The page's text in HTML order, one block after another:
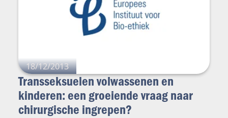
18/12/2013
Transseksuelen volwassenen en
kinderen: een groeiende vraag naar
chirurgische ingrepen?